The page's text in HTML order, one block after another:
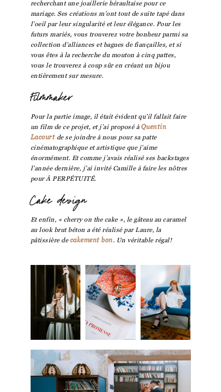
recherchant une joaillerie héraultaise pour ce
mariage. Ses créations m’ont tout de suite tapé dans
l’oeil par leur singularité et leur élégance. Pour les
futurs mariés, vous trouverez votre bonheur parmi sa
collection d’alliances et bagues de fiançailles, et si
vous êtes à la recherche du mouton à cinq pattes,
vous le trouverez à coup sûr en créant un bijou
entièrement sur mesure.
Filmmaker
Pour la partie image, il était évident qu’il fallait faire
un film de ce projet, et j’ai proposé àQuentin
Lacourt de se joindre à nous pour sa patte
cinématographique et artistique que j’aime
énormément. Et comme j’avais réalisé ses backstages
l’année dernière, j’ai invité Camille à faire les nôtres
pour À PERPÉTUITÉ.
Cake design
Et enfin, « cherry on the cake », le gâteau au caramel
au look brut béton a été réalisé par Laure, la
pâtissière decakement bon. Un véritable régal!